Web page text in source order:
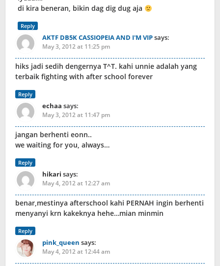
di kira beneran, bikin dag dig dug aja
Reply
AKTF DB5K CASSIOPEIA AND I'M VIPsays:
May 3, 2012 at 11:25 pm
hiks jadi sedih dengernya T^T. kahi unnie adalah yang
terbaik fighting with after school forever
Reply
echaa says:
May 3, 2012 at 11:47 pm
jangan berhenti eonn..
we waiting for you, always…
Reply
hikari says:
May 4, 2012 at 12:27 am
benar,mestinya afterschool kahi PERNAH ingin berhenti
menyanyi krn kakeknya hehe…mian minmin
Reply
pink_queen says:
May 4, 2012 at 12:44 am